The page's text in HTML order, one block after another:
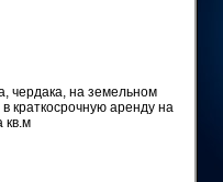
, чердака, на земельном
краткосрочную аренду на
кв.м